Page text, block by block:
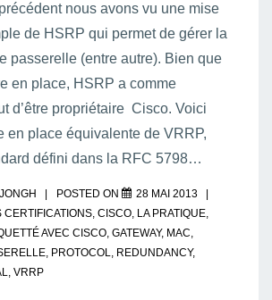
nous avons vu une mise
de HSRP qui permet de gérer la
passerelle (entre autre). Bien que
en place, HSRP a comme
d’être propriétaire Cisco. Voici
en place équivalente de VRRP,
défini dans la RFC 5798…
POSTED ON
28 MAI 2013
CERTIFICATIONS, CISCO, LA PRATIQUE,
AVEC CISCO, GATEWAY, MAC,
, PROTOCOL, REDUNDANCY,
, VRRP